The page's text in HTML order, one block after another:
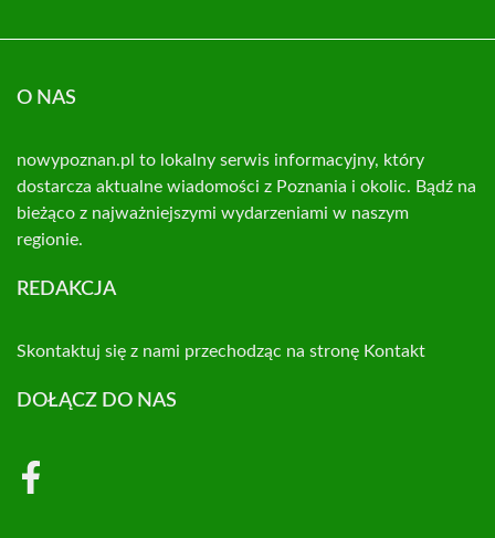
O NAS
nowypoznan.pl to lokalny serwis informacyjny, który
dostarcza aktualne wiadomości z Poznania i okolic. Bądź na
bieżąco z najważniejszymi wydarzeniami w naszym
regionie.
REDAKCJA
Skontaktuj się z nami przechodząc na stronę Kontakt
DOŁĄCZ DO NAS